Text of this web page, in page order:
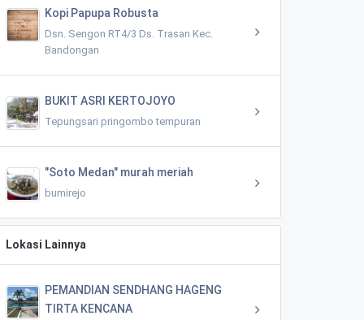
Kopi Papupa Robusta
Dsn. Sengon RT4/3 Ds. Trasan Kec.
Bandongan
BUKIT ASRI KERTOJOYO
Tepungsari pringombo tempuran
"Soto Medan" murah meriah
bumirejo
Lokasi Lainnya
PEMANDIAN SENDHANG HAGENG
TIRTA KENCANA